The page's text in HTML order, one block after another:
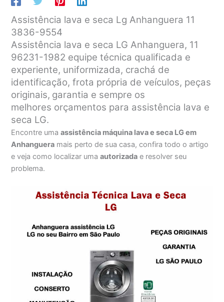
Assistência lava e seca Lg Anhanguera 11
3836-9554
Assistência lava e seca LG Anhanguera, 11
96231-1982 equipe técnica qualificada e
experiente, uniformizada, crachá de
identificação, frota própria de veículos, peças
originais, garantia e sempre os
melhores orçamentos para assistência lava e
seca LG.
Encontre umaassistência máquina lava e seca LG em
Anhanguera mais perto de sua casa, confira todo o artigo
e veja como localizar umaautorizada e resolver seu
problema.